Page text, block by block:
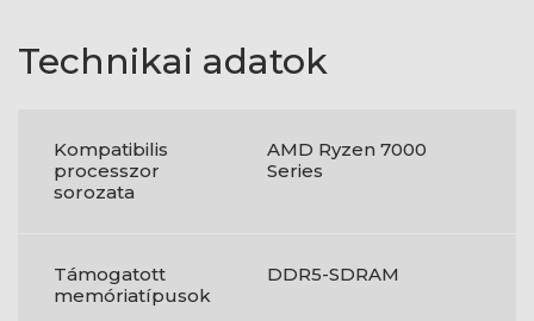
Technikai adatok
Kompatibilis
processzor
sorozata
AMD Ryzen 7000
Series
Támogatott
memóriatípusok
DDR5-SDRAM